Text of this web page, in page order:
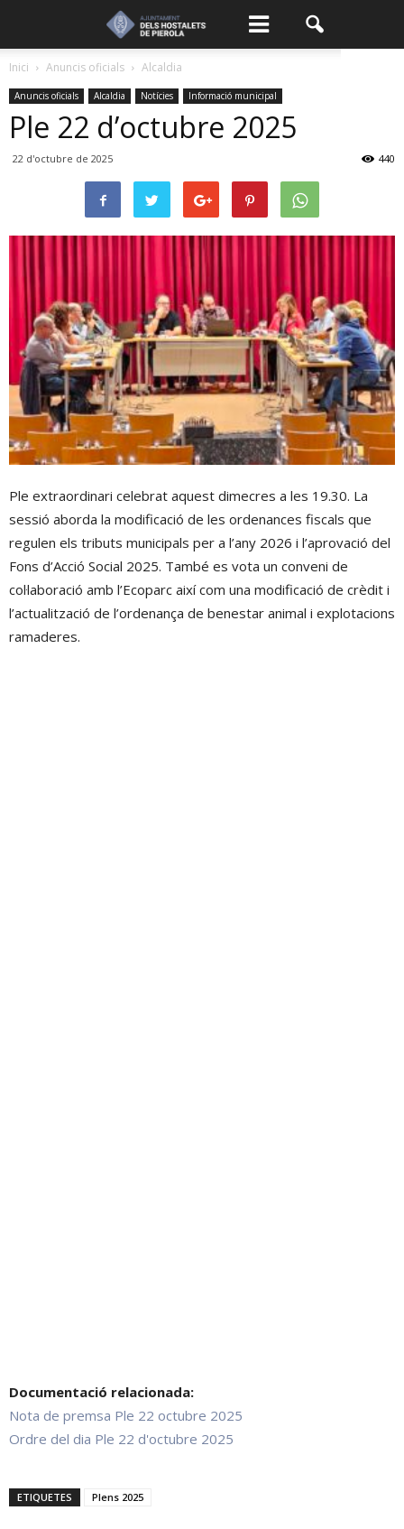
Inici Anuncis oficials Alcaldia
Anuncis oficials Alcaldia Notícies Informació municipal
Ple 22 d’octubre 2025
22 d'octubre de 2025 440
Ple extraordinari celebrat aquest dimecres a les 19.30. La
sessió aborda la modificació de les ordenances fiscals que
regulen els tributs municipals per a l’any 2026 i l’aprovació del
Fons d’Acció Social 2025. També es vota un conveni de
col·laboració amb l’Ecoparc així com una modificació de crèdit i
l’actualització de l’ordenança de benestar animal i explotacions
ramaderes.
Documentació relacionada:
Nota de premsa Ple 22 octubre 2025
Ordre del dia Ple 22 d'octubre 2025
ETIQUETES Plens 2025